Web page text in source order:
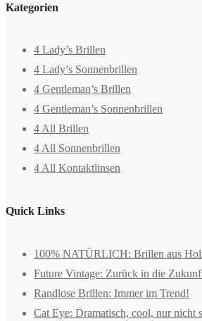
Kategorien
4 Lady’s Brillen
4 Lady’s Sonnenbrillen
4 Gentleman’s Brillen
4 Gentleman’s Sonnenbrillen
4 All Brillen
4 All Sonnenbrillen
4 All Kontaktlinsen
Quick Links
100% NATÜRLICH: Brillen aus
Future Vintage: Zurück in die
Randlose Brillen: Immer im Trend!
Cat Eye: Dramatisch, cool, nur nicht